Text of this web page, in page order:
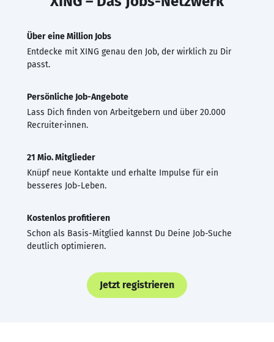
Über eine Million Jobs
Entdecke mit XING genau den Job, der wirklich zu Dir
passt.
Persönliche Job-Angebote
Lass Dich finden von Arbeitgebern und über 20.000
Recruiter·innen.
21 Mio. Mitglieder
Knüpf neue Kontakte und erhalte Impulse für ein
besseres Job-Leben.
Kostenlos profitieren
Schon als Basis-Mitglied kannst Du Deine Job-Suche
deutlich optimieren.
Jetzt registrieren